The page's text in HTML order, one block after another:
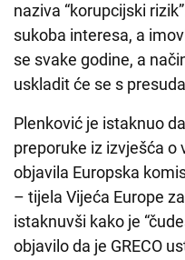
naziva “korupcijski
sukoba interesa, a
se svake godine, a
uskladit će se s
Plenković je istaknuo
preporuke iz izvješća o
objavila Europska
– tijela Vijeća Europe
istaknuvši kako je
objavilo da je GRECO